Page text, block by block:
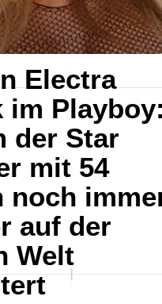
Electra
im
der Star
mit 54
noch
auf der
Welt